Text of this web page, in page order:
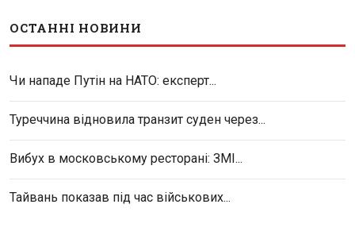
ОСТАННІ НОВИНИ
Чи нападе Путін на НАТО: експерт...
Туреччина відновила транзит суден через...
Вибух в московському ресторані: ЗМІ...
Тайвань показав під час військових...